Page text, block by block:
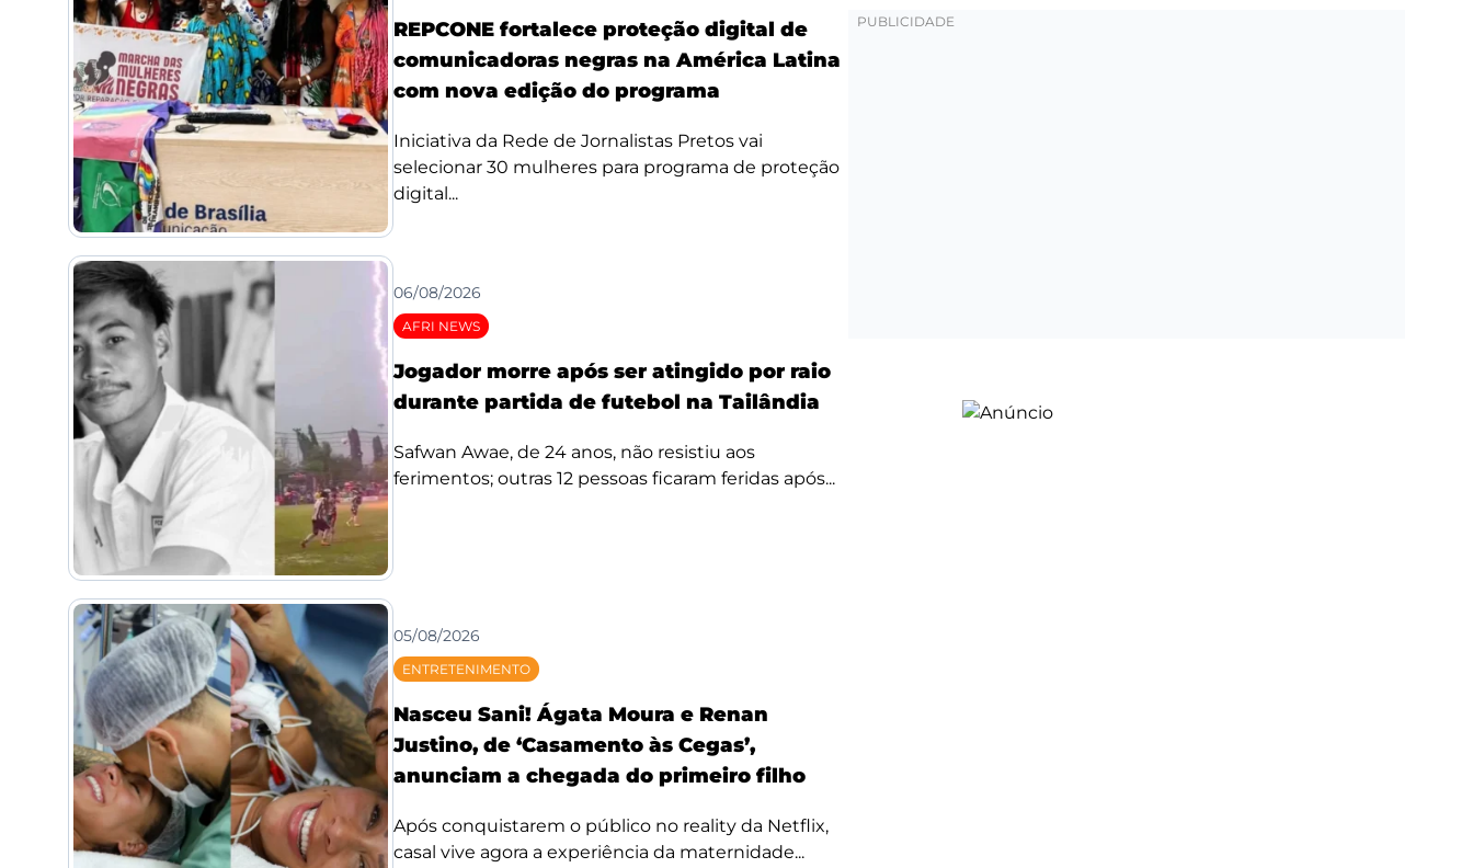
REPCONE fortalece proteção digital de
comunicadoras negras na América Latina
com nova edição do programa
Iniciativa da Rede de Jornalistas Pretos vai
selecionar 30 mulheres para programa de proteção
digital...
06/08/2026
AFRI NEWS
Jogador morre após ser atingido por raio
durante partida de futebol na Tailândia
Safwan Awae, de 24 anos, não resistiu aos
ferimentos; outras 12 pessoas ficaram feridas após...
05/08/2026
ENTRETENIMENTO
Nasceu Sani! Ágata Moura e Renan
Justino, de ‘Casamento às Cegas’,
anunciam a chegada do primeiro filho
Após conquistarem o público no reality da Netflix,
casal vive agora a experiência da maternidade...